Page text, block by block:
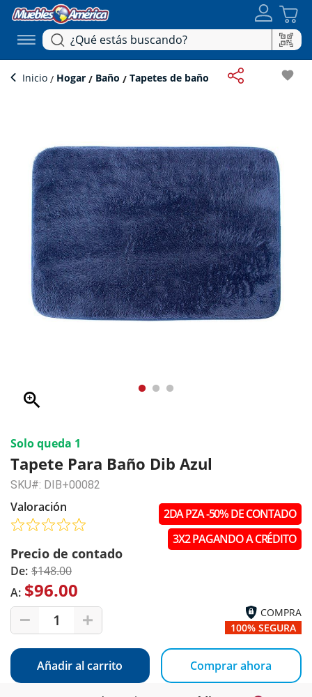
Inicio Hogar Baño Tapetes de baño favorite
zoom_in
Solo queda 1
Tapete Para Baño Dib Azul
SKU#: DIB+00082
Valoración
Precio de contado
De: $148.00
A: $96.00
1
2DA PZA -50% DE CONTADO
3X2 PAGANDO A CRÉDITO
COMPRA
100% SEGURA
Añadir al carrito Comprar ahora